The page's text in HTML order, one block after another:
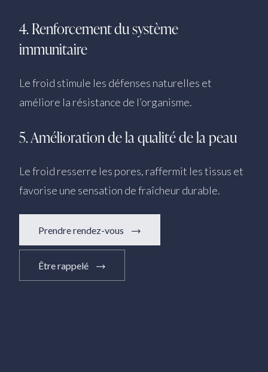
4. Renforcement du système
immunitaire
Le froid stimule les défenses naturelles et
améliore la résistance de l’organisme.
5. Amélioration de la qualité de la peau
Le froid resserre les pores, raffermit les tissus et
favorise une sensation de fraîcheur durable.
Prendre rendez-vous
Être rappelé